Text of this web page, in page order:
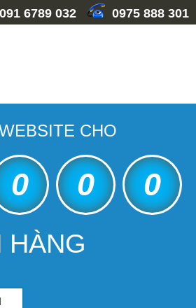
091 6789 032 0975 888 301
CHO
0 0 0
HÀNG